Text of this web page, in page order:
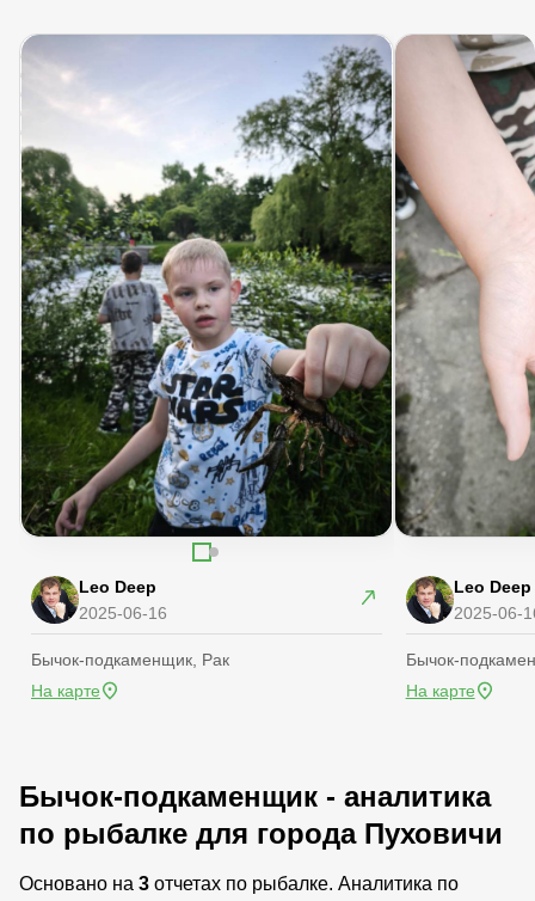
Leo Deep
2025-06-16
Бычок-подкаменщик, Рак
На карте
Leo Deep
2025-06-
Бычок-
На карте
Бычок-подкаменщик - аналитика
по рыбалке для города Пуховичи
Основано на 3 отчетах по рыбалке. Аналитика по